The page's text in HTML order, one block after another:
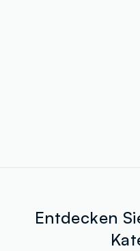
Entdecken